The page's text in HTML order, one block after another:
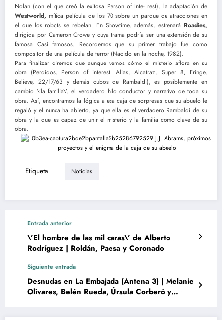
Nolan (con el que creó la exitosa Person of Inte- rest), la adaptación de
Westworld, mítica película de los 70 sobre un parque de atracciones en
el que los robots se rebelan. En Showtime, además, estrenará Roadies,
dirigida por Cameron Crowe y cuya trama podría ser una extensión de su
famosa Casi famosos. Recordemos que su primer trabajo fue como
compositor de una película de terror (Nacido en la noche, 1982).
Para finalizar diremos que aunque vemos cómo el misterio aflora en su
obra (Perdidos, Person of interest, Alias, Alcatraz, Super 8, Fringe,
Believe, 22/17/63 y demás cubos de Rambaldi), es posiblemente en
cambio \’la familia\’, el verdadero hilo conductor y narrativo de toda su
obra. Así, encontramos la lógica a esa caja de sorpresas que su abuelo le
regaló y el nunca ha abierto, ya que ella es el verdadero Rambaldi de su
obra y la que es capaz de unir el misterio y la familia como clave de su
obra.
Etiqueta Noticias
Entrada anterior
\’El hombre de las mil caras\’ de Alberto
Rodríguez | Roldán, Paesa y Coronado
Siguiente entrada
Desnudas en La Embajada (Antena 3) | Melanie
Olivares, Belén Rueda, Úrsula Corberó y